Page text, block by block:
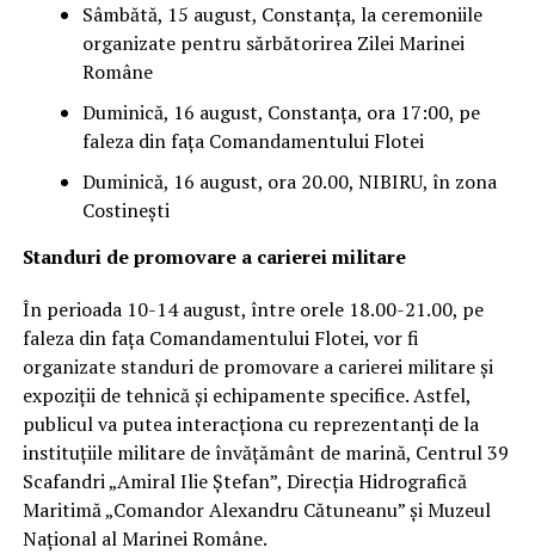
Sâmbătă, 15 august, Constanța, la ceremoniile
organizate pentru sărbătorirea Zilei Marinei
Române
Duminică, 16 august, Constanța, ora 17:00, pe
faleza din fața Comandamentului Flotei
Duminică, 16 august, ora 20.00, NIBIRU, în zona
Costinești
Standuri de promovare a carierei militare
În perioada 10-14 august, între orele 18.00-21.00, pe
faleza din fața Comandamentului Flotei, vor fi
organizate standuri de promovare a carierei militare și
expoziții de tehnică și echipamente specifice. Astfel,
publicul va putea interacționa cu reprezentanți de la
instituțiile militare de învățământ de marină, Centrul 39
Scafandri „Amiral Ilie Ștefan”, Direcția Hidrografică
Maritimă „Comandor Alexandru Cătuneanu” și Muzeul
Național al Marinei Române.